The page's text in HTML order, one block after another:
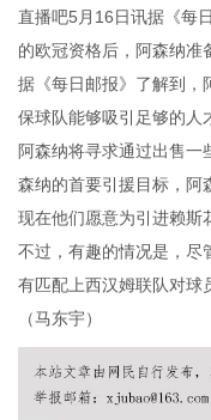
直播吧5月16日讯据《每
的欧冠资格后，阿森纳准
据《每日邮报》了解到，
保球队能够吸引足够的人
阿森纳将寻求通过出售
森纳的首要引援目标，阿
现在他们愿意为引进赖斯
不过，有趣的情况是，尽
有匹配上西汉姆联队对球
（马东宇）